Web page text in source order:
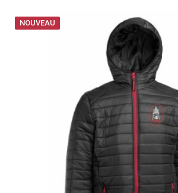
NOUVEAU